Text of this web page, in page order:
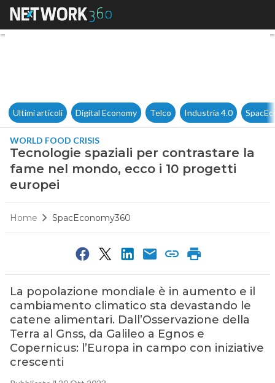
Tecnologie spaziali per
Ultimi articoli Digital Economy Telco Industria 4.0
WORLD FOOD CRISIS
Tecnologie spaziali per contrastare la
fame nel mondo, ecco i 10 progetti
europei
Home SpacEconomy360
La popolazione mondiale è in aumento e il
cambiamento climatico sta devastando le
catene alimentari. Dall’Osservazione della
Terra al Gnss, da Galileo a Egnos e
Copernicus: l’Europa in campo con iniziative
crescenti